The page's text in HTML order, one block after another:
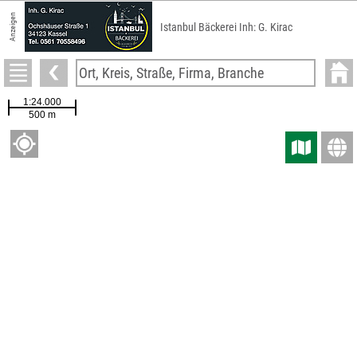
Anzeigen Istanbul Bäckerei Inh: G. Kirac